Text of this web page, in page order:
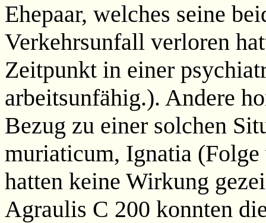
Ehepaar, welches seine
Verkehrsunfall verloren
Zeitpunkt in einer
arbeitsunfähig.). Andere
Bezug zu einer solchen
muriaticum, Ignatia (Folge
hatten keine Wirkung
Agraulis C 200 konnten